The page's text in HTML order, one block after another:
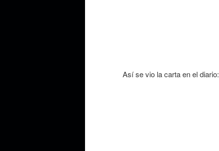
Así se vio la carta en el diario: